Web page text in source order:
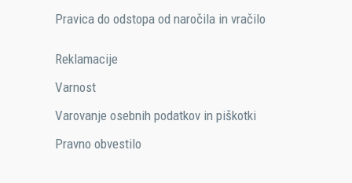
Pravica do odstopa od naročila in vračilo
Reklamacije
Varnost
Varovanje osebnih podatkov in piškotki
Pravno obvestilo